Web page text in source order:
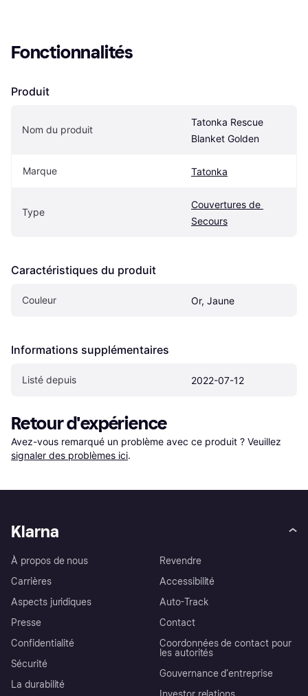
Fonctionnalités
Produit
Nom du produit
Tatonka Rescue
Blanket Golden
Marque Tatonka
Type
Couvertures de
Secours
Caractéristiques du produit
Couleur Or, Jaune
Informations supplémentaires
Listé depuis 2022-07-12
Retour d'expérience
Avez-vous remarqué un problème avec ce produit ? Veuillez
signaler des problèmes ici.
Klarna
À propos de nous
Carrières
Aspects juridiques
Presse
Confidentialité
Sécurité
La durabilité
Revendre
Accessibilité
Auto-Track
Contact
Coordonnées de contact pour
les autorités
Gouvernance d’entreprise